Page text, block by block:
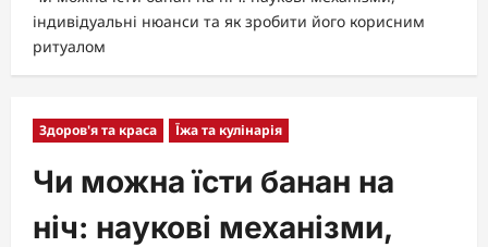
індивідуальні нюанси та як зробити його корисним
ритуалом
Здоров'я та краса Їжа та кулінарія
Чи можна їсти банан на
ніч: наукові механізми,